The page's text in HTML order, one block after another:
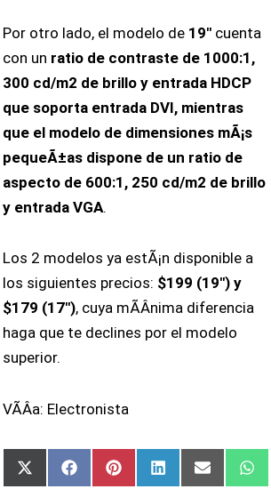
Por otro lado, el modelo de 19″ cuenta
con un ratio de contraste de 1000:1,
300 cd/m2 de brillo y entrada HDCP
que soporta entrada DVI, mientras
que el modelo de dimensiones mÃ¡s
pequeÃ±as dispone de un ratio de
aspecto de 600:1, 250 cd/m2 de brillo
y entrada VGA.
Los 2 modelos ya estÃ¡n disponible a
los siguientes precios: $199 (19″) y
$179 (17″), cuya mÃ­Â­nima diferencia
haga que te declines por el modelo
superior.
VÃ­Â­a: Electronista
Compartir
en
X
(Twitter)
Compartir
en
FacebookCompartir
en
PinterestCompartir
en
LinkedInCompartir
en
Email
en